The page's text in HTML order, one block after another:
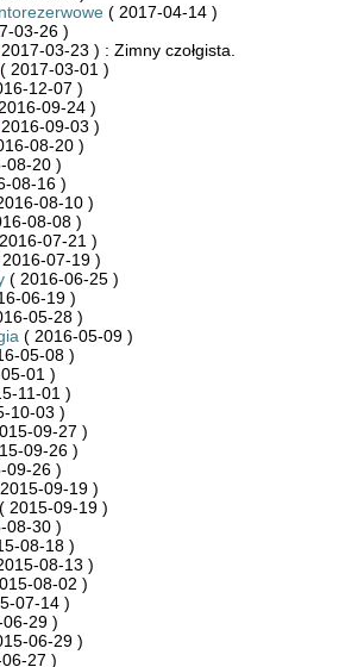
( 2017-04-14 )
03-26 )
03-23 ) : Zimny czołgista.
( 2017-03-01 )
12-07 )
09-24 )
09-03 )
08-20 )
08-20 )
08-16 )
08-10 )
08-08 )
07-21 )
07-19 )
( 2016-06-25 )
06-19 )
05-28 )
( 2016-05-09 )
05-08 )
01 )
11-01 )
10-03 )
09-27 )
09-26 )
09-26 )
09-19 )
( 2015-09-19 )
08-30 )
08-18 )
08-13 )
08-02 )
07-14 )
29 )
06-29 )
27 )